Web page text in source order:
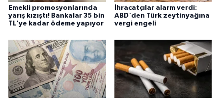
Emekli promosyonlarında
yarış kızıştı! Bankalar 35 bin
TL'ye kadar ödeme yapıyor
İhracatçılar alarm verdi:
ABD'den Türk zeytinyağına
vergi engeli